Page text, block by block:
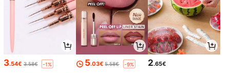
3.54€ 3.58€ -1% 5.03€ 5.58€ -9% 2.65€